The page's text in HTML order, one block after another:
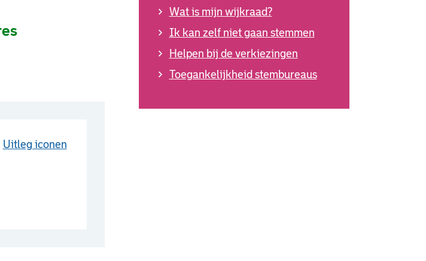
Uitleg iconen
Wat is mijn wijkraad?
Ik kan zelf niet gaan stemmen
Helpen bij de verkiezingen
Toegankelijkheid stembureaus